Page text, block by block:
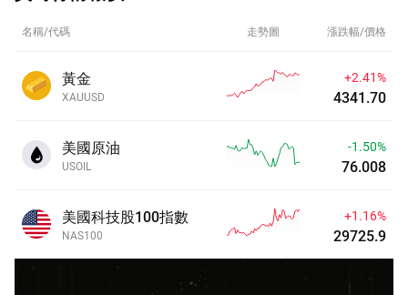
名稱/代碼 走勢圖 漲跌幅/價格
黃金
XAUUSD
+2.41%
4341.70
美國原油
USOIL
-1.50%
76.008
美國科技股100指數
NAS100
+1.16%
29725.9